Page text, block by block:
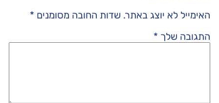
האימייל לא יוצג באתר. שדות החובה מסומנים *
התגובה שלך *